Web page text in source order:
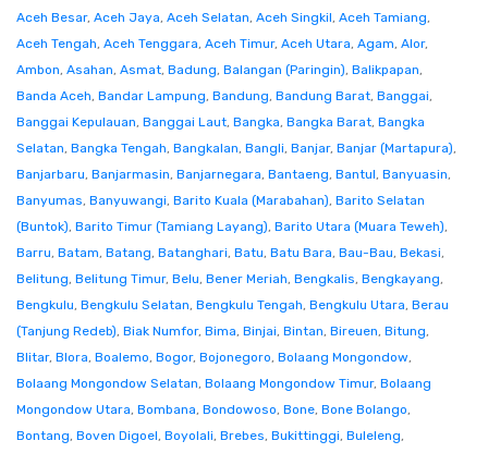
Aceh Besar, Aceh Jaya, Aceh Selatan, Aceh Singkil, Aceh Tamiang,
Aceh Tengah, Aceh Tenggara, Aceh Timur, Aceh Utara, Agam, Alor,
Ambon, Asahan, Asmat, Badung, Balangan (Paringin), Balikpapan,
Banda Aceh, Bandar Lampung, Bandung, Bandung Barat, Banggai,
Banggai Kepulauan, Banggai Laut, Bangka, Bangka Barat, Bangka
Selatan, Bangka Tengah, Bangkalan, Bangli, Banjar, Banjar (Martapura),
Banjarbaru, Banjarmasin, Banjarnegara, Bantaeng, Bantul, Banyuasin,
Banyumas, Banyuwangi, Barito Kuala (Marabahan), Barito Selatan
(Buntok), Barito Timur (Tamiang Layang), Barito Utara (Muara Teweh),
Barru, Batam, Batang, Batanghari, Batu, Batu Bara, Bau-Bau, Bekasi,
Belitung, Belitung Timur, Belu, Bener Meriah, Bengkalis, Bengkayang,
Bengkulu, Bengkulu Selatan, Bengkulu Tengah, Bengkulu Utara, Berau
(Tanjung Redeb), Biak Numfor, Bima, Binjai, Bintan, Bireuen, Bitung,
Blitar, Blora, Boalemo, Bogor, Bojonegoro, Bolaang Mongondow,
Bolaang Mongondow Selatan, Bolaang Mongondow Timur, Bolaang
Mongondow Utara, Bombana, Bondowoso, Bone, Bone Bolango,
Bontang, Boven Digoel, Boyolali, Brebes, Bukittinggi, Buleleng,